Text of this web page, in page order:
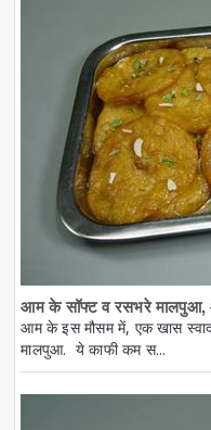
आम के सॉफ्ट व रसभरे
आम के इस मौसम में, एक खास
मालपुआ. ये काफी कम स...